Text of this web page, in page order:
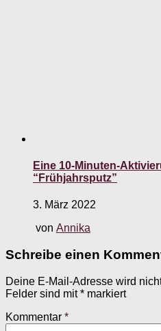
Eine 10-Minuten-
“Frühjahrsputz”
3. März 2022
von Annika
Schreibe einen
Deine E-Mail-Adresse wird
Felder sind mit* markiert
Kommentar *